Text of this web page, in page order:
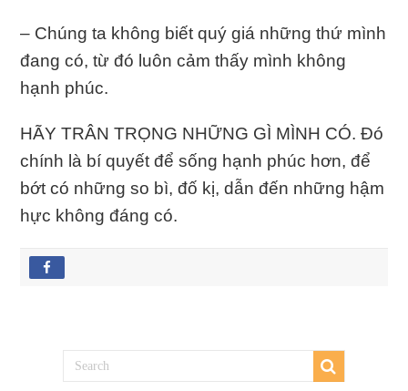
– Chúng ta không biết quý giá những thứ mình
đang có, từ đó luôn cảm thấy mình không
hạnh phúc.
HÃY TRÂN TRỌNG NHỮNG GÌ MÌNH CÓ. Đó
chính là bí quyết để sống hạnh phúc hơn, để
bớt có những so bì, đố kị, dẫn đến những hậm
hực không đáng có.